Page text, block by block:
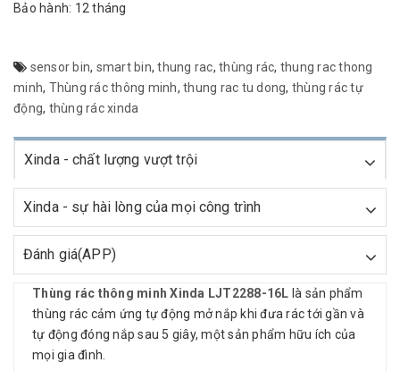
Bảo hành: 12 tháng
sensor bin, smart bin,thung rac, thùng rác, thung rac thong
minh, Thùng rác thông minh, thung rac tu dong, thùng rác tự
động, thùng rác xinda
Xinda - chất lượng vượt trội
Xinda - sự hài lòng của mọi công trình
Đánh giá(APP)
Thùng rác thông minh Xinda LJT2288-16L là sản phẩm
thùng rác cảm ứng tự động mở nắp khi đưa rác tới gần và
tự động đóng nắp sau 5 giây, một sản phẩm hữu ích của
mọi gia đình.